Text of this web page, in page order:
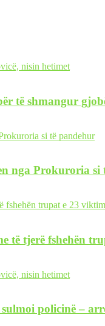
të shmangur
nga Prokuroria si
të tjerë fshehën
policinë –